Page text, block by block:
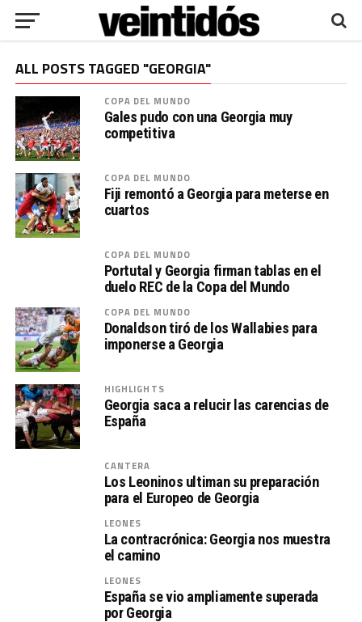
ALL POSTS TAGGED "GEORGIA"
COPA DEL MUNDO
Gales pudo con una Georgia muy
competitiva
COPA DEL MUNDO
Fiji remontó a Georgia para meterse en
cuartos
COPA DEL MUNDO
Portutal y Georgia firman tablas en el
duelo REC de la Copa del Mundo
COPA DEL MUNDO
Donaldson tiró de los Wallabies para
imponerse a Georgia
HIGHLIGHTS
Georgia saca a relucir las carencias de
España
CANTERA
Los Leoninos ultiman su preparación
para el Europeo de Georgia
LEONES
La contracrónica: Georgia nos muestra
el camino
LEONES
España se vio ampliamente superada
por Georgia